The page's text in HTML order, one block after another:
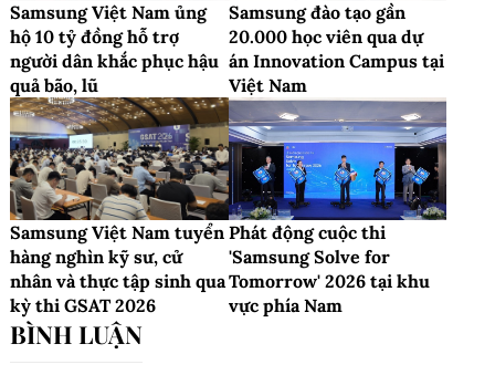
Samsung Việt Nam ủng
hộ 10 tỷ đồng hỗ trợ
người dân khắc phục hậu
quả bão, lũ
Samsung đào tạo gần
20.000 học viên qua dự
án Innovation Campus tại
Việt Nam
Samsung Việt Nam tuyển
hàng nghìn kỹ sư, cử
nhân và thực tập sinh qua
kỳ thi GSAT 2026
Phát động cuộc thi
'Samsung Solve for
Tomorrow' 2026 tại khu
vực phía Nam